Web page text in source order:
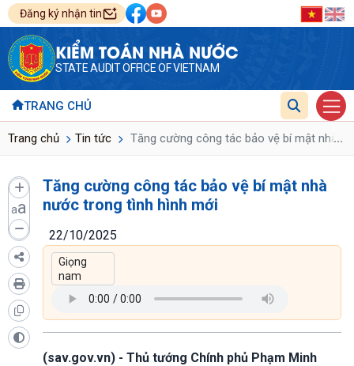
Đăng ký nhận tin
KIỂM TOÁN NHÀ NƯỚC
STATE AUDIT OFFICE OF VIETNAM
TRANG CHỦ
Trang chủ Tin tức Tăng cường công tác bảo vệ bí mật nhà...
aa
Tăng cường công tác bảo vệ bí mật nhà
nước trong tình hình mới
22/10/2025
(sav.gov.vn) - Thủ tướng Chính phủ Phạm Minh